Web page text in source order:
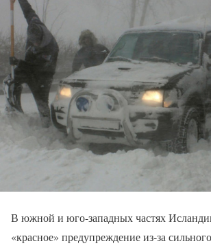
В южной и юго-западных частях
«красное» предупреждение из-за